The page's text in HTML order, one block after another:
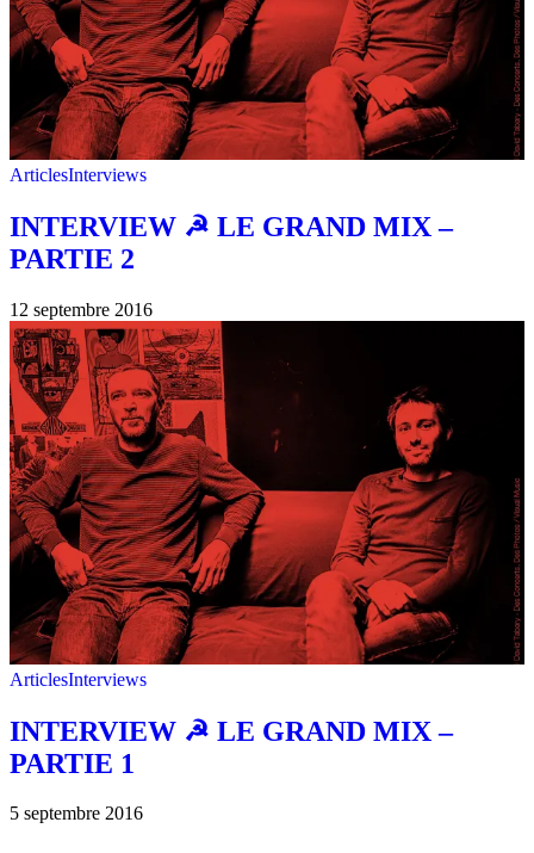
ArticlesInterviews
INTERVIEW ☭ LE GRAND MIX –
PARTIE 2
12 septembre 2016
ArticlesInterviews
INTERVIEW ☭ LE GRAND MIX –
PARTIE 1
5 septembre 2016